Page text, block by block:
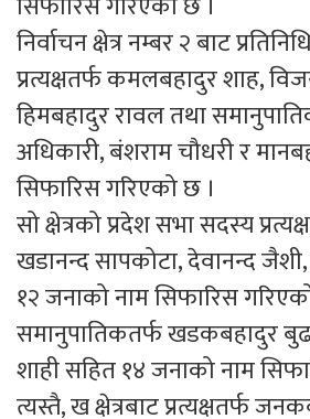
निर्वाचन क्षेत्र नम्बर २ बाट
प्रत्यक्षतर्फ कमलबहादुर शाह,
हिमबहादुर रावल तथा
अधिकारी, बंशराम चौधरी र
सिफारिस गरिएको छ ।
सो क्षेत्रको प्रदेश सभा सदस्य
खडानन्द सापकोटा, देवानन्द
१२ जनाको नाम सिफारिस
समानुपातिकतर्फ खडकबहादुर
शाही सहित १४ जनाको नाम
त्यस्तै, ख क्षेत्रबाट प्रत्यक्षतर्फ